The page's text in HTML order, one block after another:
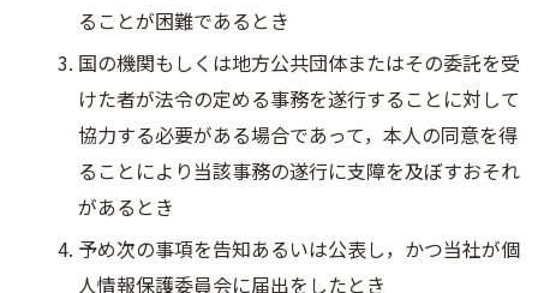
ることが困難であるとき
国の機関もしくは地方公共団体またはその委託を受
けた者が法令の定める事務を遂行することに対して
協力する必要がある場合であって，本人の同意を得
ることにより当該事務の遂行に支障を及ぼすおそれ
があるとき
予め次の事項を告知あるいは公表し，かつ当社が個
人情報保護委員会に届出をしたとき